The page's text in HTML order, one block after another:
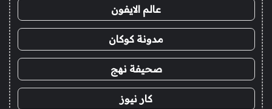
عالم الايفون
مدونة كوكان
صحيفة نهج
كار نيوز